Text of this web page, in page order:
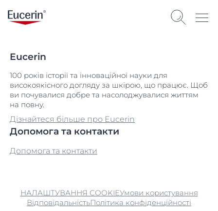
Eucerin
100 років історії та інноваційної науки для
високоякісного догляду за шкірою, що працює. Щоб
ви почувалися добре та насолоджувалися життям
на повну.
Дізнайтеся більше про Eucerin
Допомога та контакти
Допомога та контакти
НАЛАШТУВАННЯ COOKIEУмови користування
ВідповідальністьПолітика конфіденційності